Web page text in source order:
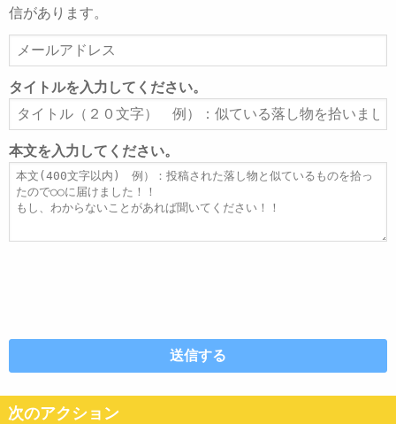
信があります。
ー
ル
ア
ド
レ
ス
タイトルを入力してください。
タ
イ
ト
ル
本文を入力してください。
本
文
次のアクション